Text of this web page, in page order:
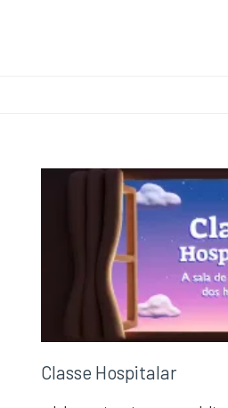
Classe Hospitalar